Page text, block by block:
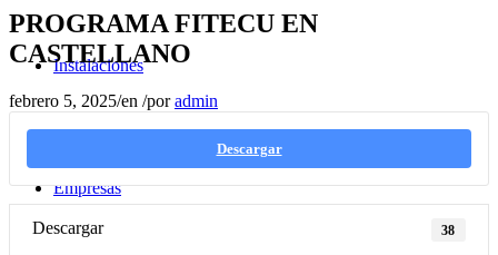
Instalaciones
Empresas
PROGRAMA FITECU EN
CASTELLANO
febrero 5, 2025/en /poradmin
Descargar
Descargar 38